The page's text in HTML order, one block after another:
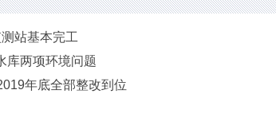
站基本完工
库两项环境问题
年底全部整改到位